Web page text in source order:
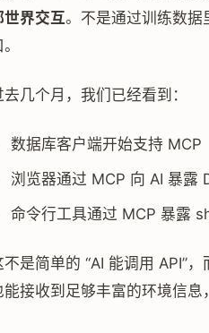
世界交互。不是通过训练数据
去几个月，我们已经看到：
数据库客户端开始支持 MCP
浏览器通过 MCP 向 AI 暴露
命令行工具通过 MCP 暴露
不是简单的 “AI 能调用 API”，
能接收到足够丰富的环境信息